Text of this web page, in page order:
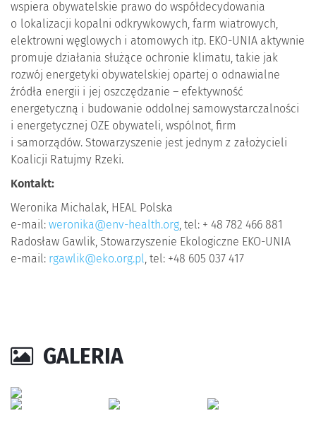
wspiera obywatelskie prawo do współdecydowania
o lokalizacji kopalni odkrywkowych, farm wiatrowych,
elektrowni węglowych i atomowych itp. EKO-UNIA aktywnie
promuje działania służące ochronie klimatu, takie jak
rozwój energetyki obywatelskiej opartej o odnawialne
źródła energii i jej oszczędzanie – efektywność
energetyczną i budowanie oddolnej samowystarczalności
i energetycznej OZE obywateli, wspólnot, firm
i samorządów. Stowarzyszenie jest jednym z założycieli
Koalicji Ratujmy Rzeki.
Kontakt:
Weronika Michalak, HEAL Polska
e-mail: weronika@env-health.org , tel: + 48 782 466 881
Radosław Gawlik, Stowarzyszenie Ekologiczne EKO-UNIA
e-mail: rgawlik@eko.org.pl , tel: +48 605 037 417
GALERIA